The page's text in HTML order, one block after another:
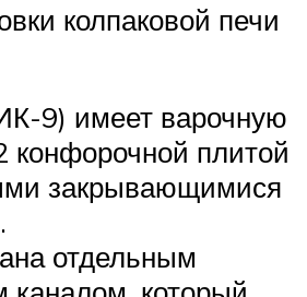
колпаковой печи
9) имеет варочную
конфорочной плитой
закрывающимися
отдельным